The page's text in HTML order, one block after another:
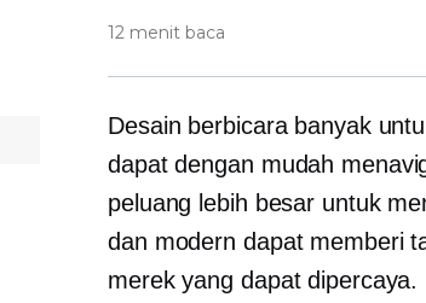
12 menit baca
Desain berbicara banyak
dapat dengan mudah
peluang lebih besar untuk
dan modern dapat memberi
merek yang dapat dipercaya.